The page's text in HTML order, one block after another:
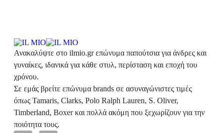
Ανακαλύψτε στο ilmio.gr επώνυμα παπούτσια για άνδρες και
γυναίκες, ιδανικά για κάθε στυλ, περίσταση και εποχή του
χρόνου.
Σε εμάς βρείτε επώνυμα brands σε ασυναγώνιστες τιμές
όπως Tamaris, Clarks, Polo Ralph Lauren, S. Oliver,
Timberland, Boxer και πολλά ακόμη που ξεχωρίζουν για την
ποιότητα τους.